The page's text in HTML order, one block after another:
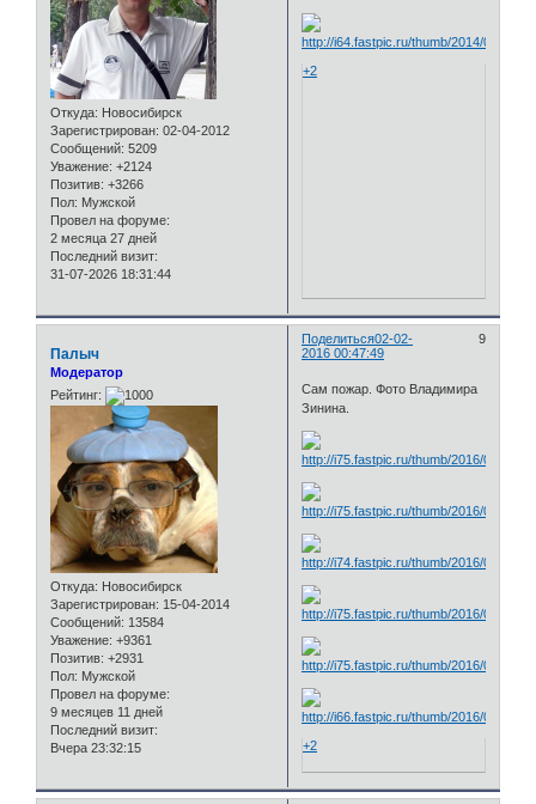
Откуда: Новосибирск
Зарегистрирован: 02-04-2012
Сообщений: 5209
Уважение: +2124
Позитив: +3266
Пол: Мужской
Провел на форуме:
2 месяца 27 дней
Последний визит:
31-07-2026 18:31:44
+2
Поделиться 9
02-02-
2016 00:47:49
Палыч
Модератор
Рейтинг:
Откуда: Новосибирск
Зарегистрирован: 15-04-2014
Сообщений: 13584
Уважение: +9361
Позитив: +2931
Пол: Мужской
Провел на форуме:
9 месяцев 11 дней
Последний визит:
Вчера 23:32:15
Сам пожар. Фото Владимира
Зинина.
+2